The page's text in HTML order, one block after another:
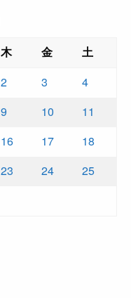
木 金
土
2 3
4
9 10
11
16 17
18
23 24
25